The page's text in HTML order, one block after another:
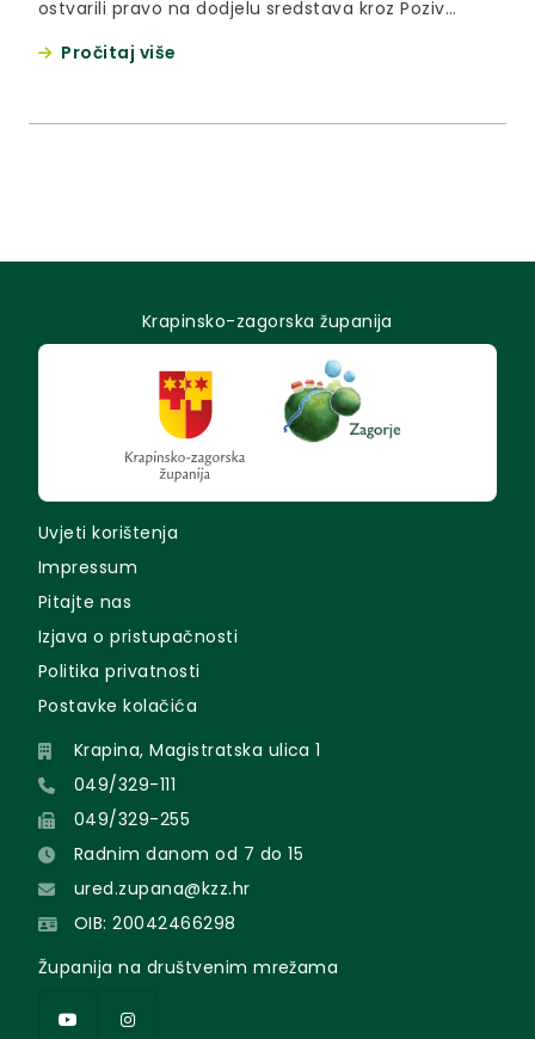
ostvarili pravo na dodjelu sredstava kroz Poziv
siromaštva’ u školskoj godini 2021./2022. Ugovore je
Pročitaj više
Krapinsko-zagorska županija
Uvjeti korištenja
Impressum
Pitajte nas
Izjava o pristupačnosti
Politika privatnosti
Postavke kolačića
Krapina, Magistratska ulica 1
049/329-111
049/329-255
Radnim danom od 7 do 15
ured.zupana@kzz.hr
OIB: 20042466298
Županija na društvenim mrežama